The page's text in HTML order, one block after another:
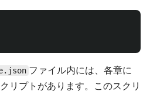
ファイル内には、各章に
リプトがあります。このスクリ